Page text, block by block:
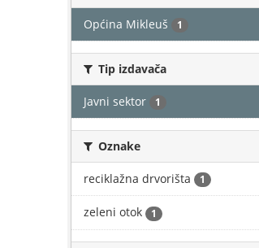
Općina Mikleuš 1
Tip izdavača
Javni sektor 1
Oznake
reciklažna drvorišta 1
zeleni otok 1